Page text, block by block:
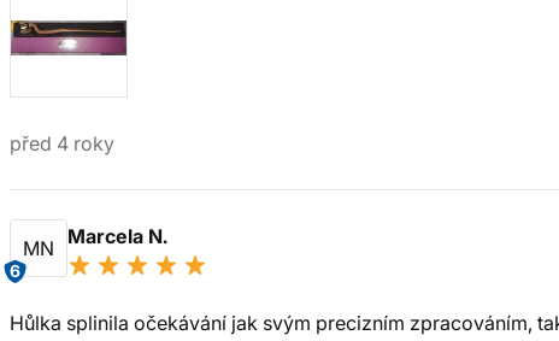
před 4 roky
MN
6
Marcela N.
Hůlka splinila očekávání jak svým precizním zpracováním,